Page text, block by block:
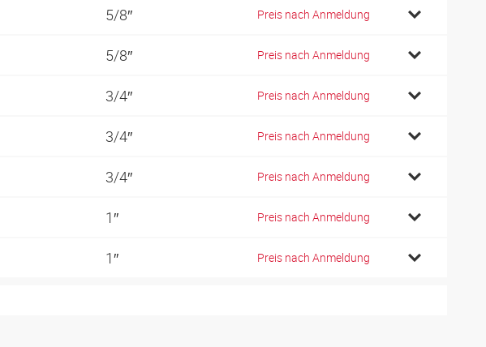
5/8″ Preis nach Anmeldung
5/8″ Preis nach Anmeldung
3/4″ Preis nach Anmeldung
3/4″ Preis nach Anmeldung
3/4″ Preis nach Anmeldung
1″ Preis nach Anmeldung
1″ Preis nach Anmeldung